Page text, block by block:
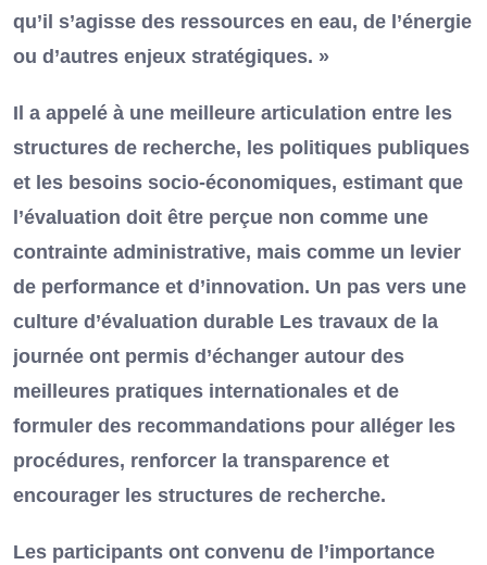
qu’il s’agisse des ressources en eau, de l’énergie
ou d’autres enjeux stratégiques. »
Il a appelé à une meilleure articulation entre les
structures de recherche, les politiques publiques
et les besoins socio-économiques, estimant que
l’évaluation doit être perçue non comme une
contrainte administrative, mais comme un levier
de performance et d’innovation. Un pas vers une
culture d’évaluation durable Les travaux de la
journée ont permis d’échanger autour des
meilleures pratiques internationales et de
formuler des recommandations pour alléger les
procédures, renforcer la transparence et
encourager les structures de recherche.
Les participants ont convenu de l’importance